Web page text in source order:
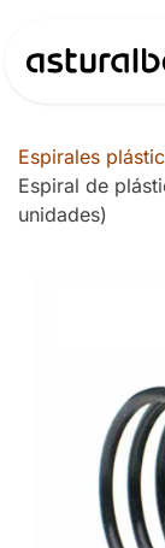
Espirales
Espiral de
unidades)